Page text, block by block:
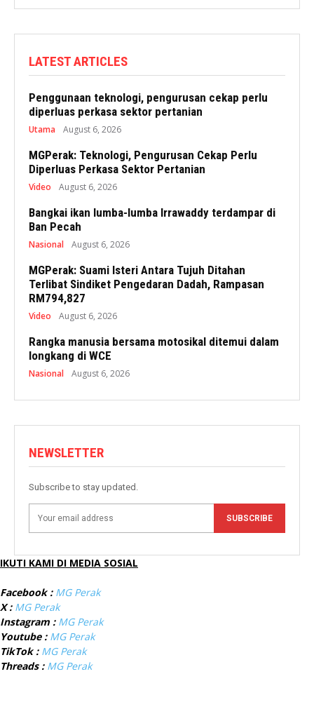
LATEST ARTICLES
Penggunaan teknologi, pengurusan cekap perlu
diperluas perkasa sektor pertanian
Utama August 6, 2026
MGPerak: Teknologi, Pengurusan Cekap Perlu
Diperluas Perkasa Sektor Pertanian
Video August 6, 2026
Bangkai ikan lumba-lumba Irrawaddy terdampar di
Ban Pecah
Nasional August 6, 2026
MGPerak: Suami Isteri Antara Tujuh Ditahan
Terlibat Sindiket Pengedaran Dadah, Rampasan
RM794,827
Video August 6, 2026
Rangka manusia bersama motosikal ditemui dalam
longkang di WCE
Nasional August 6, 2026
NEWSLETTER
Subscribe to stay updated.
SUBSCRIBE
IKUTI KAMI DI MEDIA SOSIAL
Facebook : MG Perak
X : MG Perak
Instagram : MG Perak
Youtube : MG Perak
TikTok : MG Perak
Threads : MG Perak